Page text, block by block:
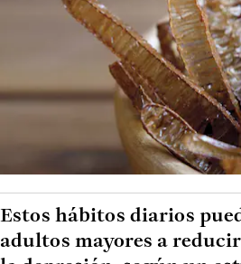
Estos hábitos diarios
adultos mayores a